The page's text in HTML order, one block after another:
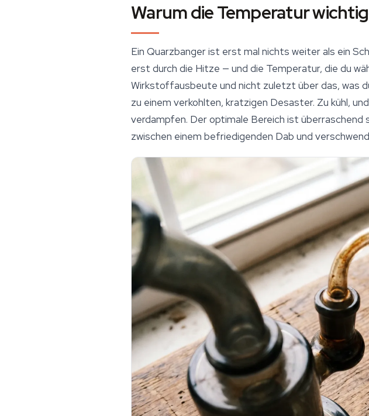
Warum die Temperatur
Ein Quarzbanger ist erst mal nichts weiter als ein
erst durch die Hitze — und die Temperatur, die du
Wirkstoffausbeute und nicht zuletzt über das, was
zu einem verkohlten, kratzigen Desaster. Zu kühl,
verdampfen. Der optimale Bereich ist
zwischen einem befriedigenden Dab und